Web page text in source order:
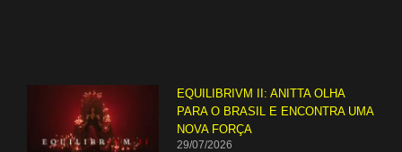
EQUILIBRIVM II: ANITTA OLHA
PARA O BRASIL E ENCONTRA UMA
NOVA FORÇA
29/07/2026